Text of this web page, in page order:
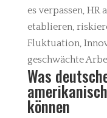
es verpassen, HR
etablieren,
Fluktuation,
geschwächte
Was
können